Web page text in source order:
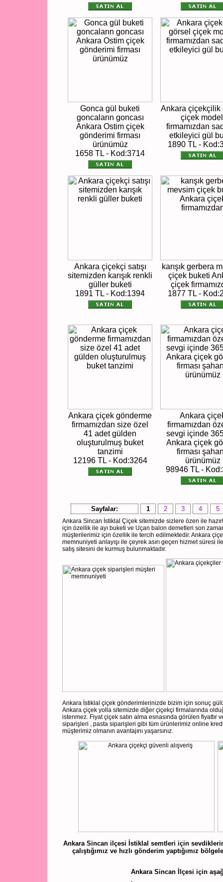
Gonca gül buketi
goncaların goncası
Ankara Ostim çiçek
gönderimi firması
ürünümüz
1658 TL - Kod:3714
Ankara çiçekçilik
çiçek
firmamızdan
etkileyici gül
1890 TL -
Ankara çiçekçi satışı
sitemizden karışık renkli
güller buketi
1891 TL - Kod:1394
karışık gerbera
çiçek buketi
çiçek
1877 TL -
Ankara çiçek gönderme
firmamızdan size özel
41 adet gülden
oluşturulmuş buket
tanzimi
12196 TL - Kod:3264
Ankara
firmamızdan
sevgi içinde
Ankara çiçek
firması
ürünümüz
98946 TL -
Sayfalar: 1 2 3 4 5
Ankara Sincan İstiklal Çiçek sitemizde sizlere özen ile
için özellik ile ayı buketi ve Uçan balon demetleri son
müşterilerimiz için özellik ile tercih edilmektedir. Ankara
memnuniyeti anlayışı ile çeyrek asırı geçen hizmet
satış sitesini de kurmuş bulunmaktadır.
Ankara İstiklal çiçek gönderimlerinizde bizim için sonuç
Ankara çiçek yolla sitemizde diğer çiçekçi firmalarında
istenmez. Fiyat çiçek satın alma esnasında görülen fiyattır
siparişleri , pasta siparişleri gibi tüm ürünlerimiz online
müşterimiz olmanın avantajını yaşarsınız.
Ankara Sincan ilçesi İstiklal semtleri için
çalıştığımız ve hızlı gönderim yaptığımız
Ankara Sincan İlçesi için